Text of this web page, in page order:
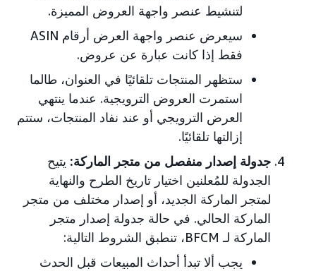
لتنشيط عنصر واجهة العروض المميزة.
سيعرض عنصر واجهة العرض أرقام ASIN
فقط إذا كانت عبارة عن عروض.
ستظهر المنتجات تلقائيًا في العنوان، طالما
استمرت العروض الترويجية. عندما ينتهي
العرض الترويجي أو عند نفاد المنتجات، ستتم
إزالتها تلقائيًا.
جدولة إصدار منفصل من متجر الماركة: يتيح
الجدولة للمُعلنين اختيار تاريخ الطرح والنهاية
لمتجر الماركة الجديد، أو إصدار مختلف من متجر
الماركة الحالي. في حالة جدولة إصدار متجر
الماركة لـ BFCM، تنطبق الشروط التالية:
يجب ألا تبدأ أحداث المبيعات قبل الحدث